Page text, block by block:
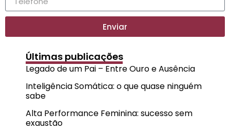
Enviar
Últimas publicações
Legado de um Pai – Entre Ouro e Ausência
Inteligência Somática: o que quase ninguém
sabe
Alta Performance Feminina: sucesso sem
exaustão